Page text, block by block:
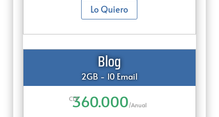
Lo Quiero
Blog
2GB - 10 Email
CLP
360.000/Anual